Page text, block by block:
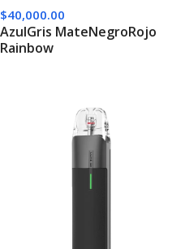
$40,000.00
AzulGris MateNegroRojo
Rainbow